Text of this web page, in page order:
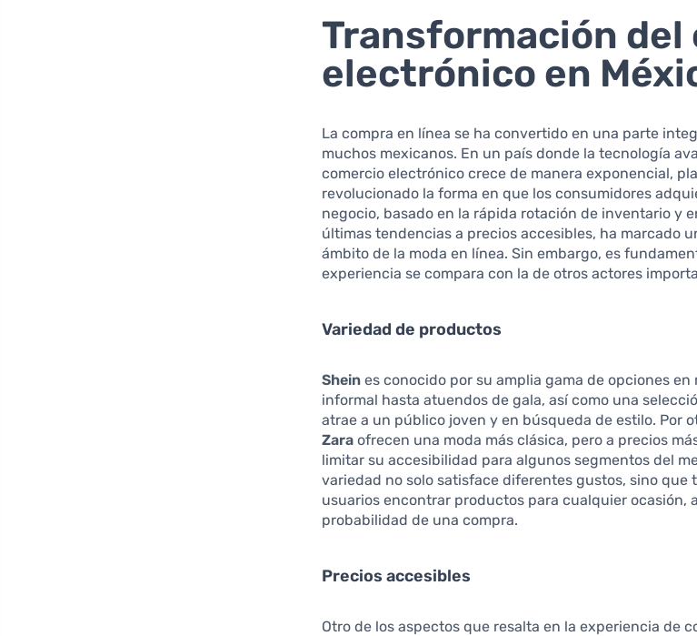
Transformación del
electrónico en
La compra en línea se ha convertido en una parte
muchos mexicanos. En un país donde la tecnología
comercio electrónico crece de manera exponencial,
revolucionado la forma en que los consumidores
negocio, basado en la rápida rotación de inventario y
últimas tendencias a precios accesibles, ha marcado
ámbito de la moda en línea. Sin embargo, es
experiencia se compara con la de otros actores
Variedad de productos
Shein es conocido por su amplia gama de opciones
informal hasta atuendos de gala, así como una
atrae a un público joven y en búsqueda de estilo. Por
Zara ofrecen una moda más clásica, pero a precios
limitar su accesibilidad para algunos segmentos del
variedad no solo satisface diferentes gustos, sino que
usuarios encontrar productos para cualquier ocasión,
probabilidad de una compra.
Precios accesibles
Otro de los aspectos que resalta en la experiencia de